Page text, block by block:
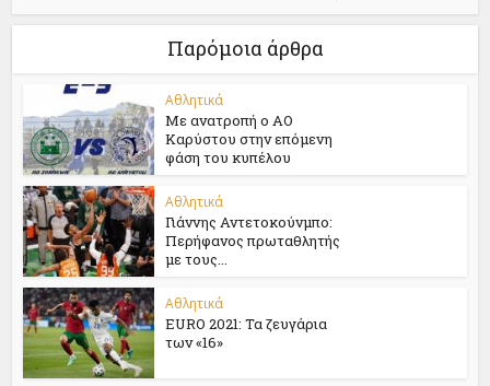
Παρόμοια άρθρα
Αθλητικά
Με ανατροπή ο ΑΟ
Καρύστου στην επόμενη
φάση του κυπέλου
Αθλητικά
Γιάννης Αντετοκούνμπο:
Περήφανος πρωταθλητής
με τους...
Αθλητικά
EURO 2021: Τα ζευγάρια
των «16»